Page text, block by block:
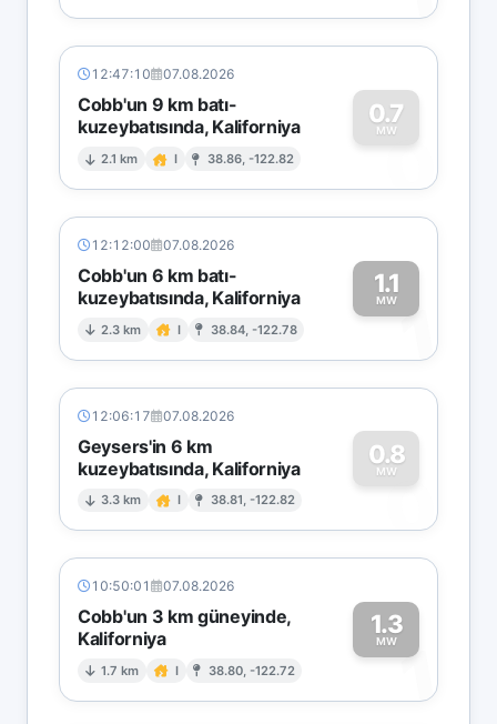
12:47:10 07.08.2026
Cobb'un 9 km batı-
kuzeybatısında, Kaliforniya
2.1 km I 38.86, -122.82
0.7
MW
0
12:12:00 07.08.2026
Cobb'un 6 km batı-
kuzeybatısında, Kaliforniya
2.3 km I 38.84, -122.78
1.1
MW1
12:06:17 07.08.2026
Geysers'in 6 km
kuzeybatısında, Kaliforniya
3.3 km I 38.81, -122.82
0.8
MW
0
10:50:01 07.08.2026
Cobb'un 3 km güneyinde,
Kaliforniya
1.7 km I 38.80, -122.72
1.3
MW1